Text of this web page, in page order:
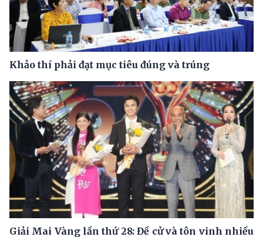
Khảo thí phải đạt mục tiêu đúng và trúng
Giải Mai Vàng lần thứ 28: Đề cử và tôn vinh nhiều